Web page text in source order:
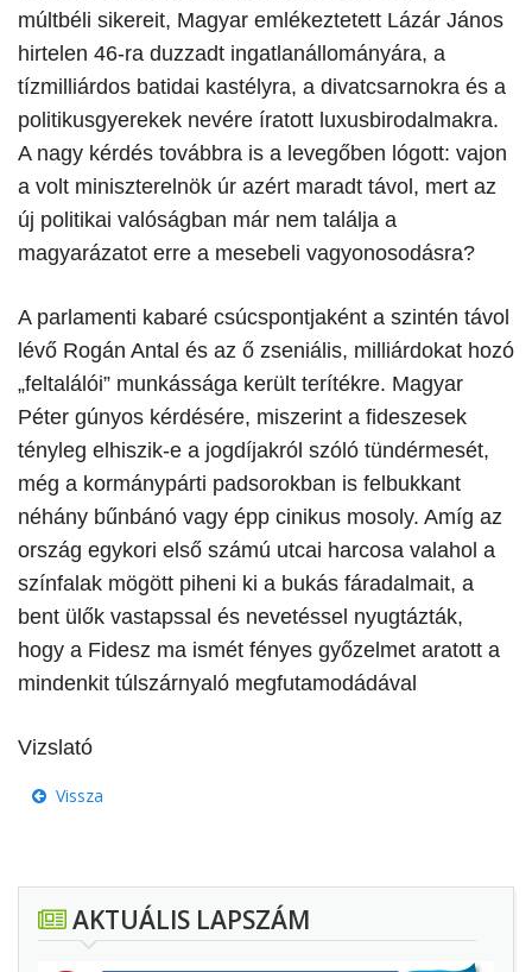
múltbéli sikereit, Magyar emlékeztetett Lázár János
hirtelen 46-ra duzzadt ingatlanállományára, a
tízmilliárdos batidai kastélyra, a divatcsarnokra és a
politikusgyerekek nevére íratott luxusbirodalmakra.
A nagy kérdés továbbra is a levegőben lógott: vajon
a volt miniszterelnök úr azért maradt távol, mert az
új politikai valóságban már nem találja a
magyarázatot erre a mesebeli vagyonosodásra?
​A parlamenti kabaré csúcspontjaként a szintén távol
lévő Rogán Antal és az ő zseniális, milliárdokat hozó
„feltalálói” munkássága került terítékre. Magyar
Péter gúnyos kérdésére, miszerint a fideszesek
tényleg elhiszik-e a jogdíjakról szóló tündérmesét,
még a kormánypárti padsorokban is felbukkant
néhány bűnbánó vagy épp cinikus mosoly. Amíg az
ország egykori első számú utcai harcosa valahol a
színfalak mögött piheni ki a bukás fáradalmait, a
bent ülők vastapssal és nevetéssel nyugtázták,
hogy a Fidesz ma ismét fényes győzelmet aratott a
mindenkit túlszárnyaló megfutamodádával
Vizslató
Vissza
AKTUÁLIS LAPSZÁM